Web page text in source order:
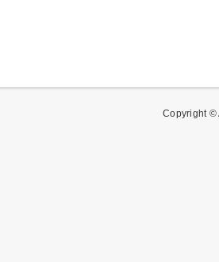
Copyright ©